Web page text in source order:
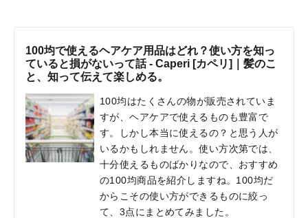
100均で使えるヘアケア用品はどれ？使い方を知っ
ていると損がないって話 - Caperi [カペリ]｜髪のこ
と、知って伝えて楽しめる。
100均はたくさんの物が販売されていま
すが、ヘアケアで使えるものも豊富で
す。しかし本当に使えるの？と思う人が
いるかもしれません。使い方次第では、
十分使えるものばかりなので、おすすめ
の100均商品を紹介しますね。100均だ
からこその使い方ができるものに絞っ
て、3点にまとめてみました。